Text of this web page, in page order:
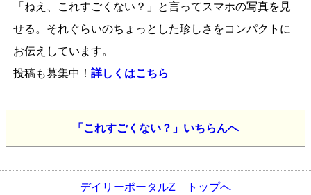
「ねえ、これすごくない？」と言ってスマホの写真を見
せる。それぐらいのちょっとした珍しさをコンパクトに
お伝えしています。
投稿も募集中！ 詳しくはこちら
「これすごくない？」いちらんへ
デイリーポータルZ トップへ